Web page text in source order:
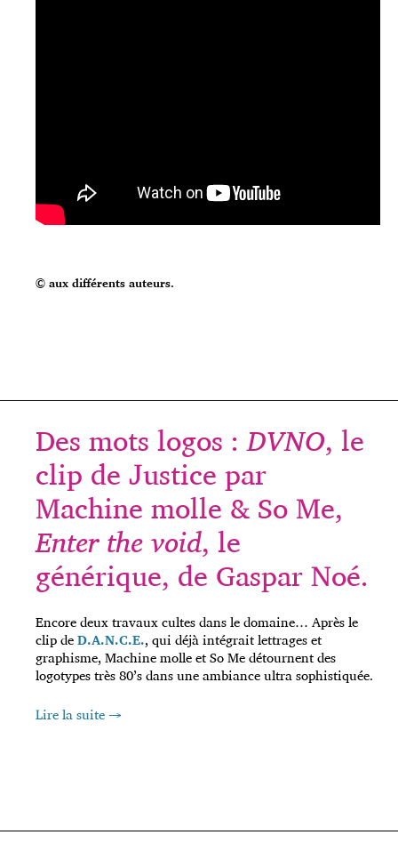
© aux différents auteurs.
Des mots logos :DVNO, le
clip de Justice par
Machine molle & So Me,
Enter the void, le
générique, de Gaspar Noé.
Encore deux travaux cultes dans le domaine… Après le
clip deD.A.N.C.E., qui déjà intégrait lettrages et
graphisme, Machine molle et So Me détournent des
logotypes très 80’s dans une ambiance ultra sophistiquée.
Lire la suite →